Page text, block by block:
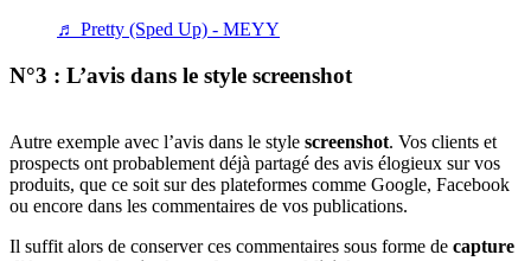
♬ Pretty (Sped Up) - MEYY
N°3 : L’avis dans le style screenshot
Autre exemple avec l’avis dans le style screenshot. Vos clients et
prospects ont probablement déjà partagé des avis élogieux sur vos
produits, que ce soit sur des plateformes comme Google, Facebook
ou encore dans les commentaires de vos publications.
Il suffit alors de conserver ces commentaires sous forme de capture